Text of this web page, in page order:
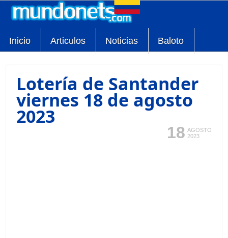
Inicio Articulos Noticias Baloto
Lotería de Santander
viernes 18 de agosto
2023
18 AGOSTO
2023